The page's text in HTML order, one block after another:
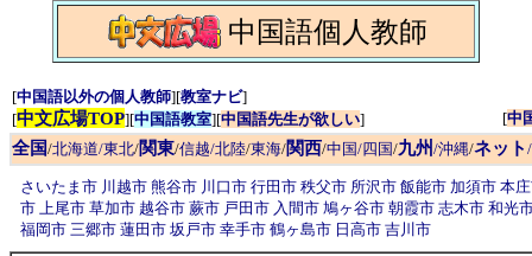
中国語個人教師
[中国語以外の個人教師][教室ナビ]
[中文広場TOP][中国語教室][中国語先生が欲しい] [中
全国/北海道/東北/関東/信越/北陸/東海/関西/中国/四国/九州/沖縄/ネット
さいたま市 川越市 熊谷市 川口市 行田市 秩父市 所沢市 飯能市 加須市 本
市 上尾市 草加市 越谷市 蕨市 戸田市 入間市 鳩ヶ谷市 朝霞市 志木市 和光
福岡市 三郷市 蓮田市 坂戸市 幸手市 鶴ヶ島市 日高市 吉川市